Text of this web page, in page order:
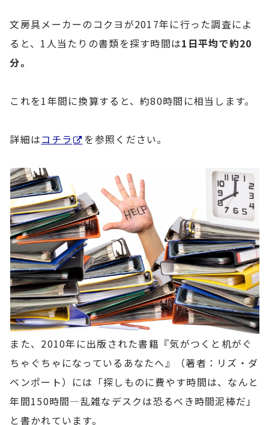
文房具メーカーのコクヨが2017年に行った調査によ
ると、1人当たりの書類を探す時間は1日平均で約20
分。
これを1年間に換算すると、約80時間に相当します。
詳細はコチラ を参照ください。
また、2010年に出版された書籍『気がつくと机がぐ
ちゃぐちゃになっているあなたへ』（著者：リズ・ダ
ベンポート）には「探しものに費やす時間は、なんと
年間150時間―乱雑なデスクは恐るべき時間泥棒だ」
と書かれています。